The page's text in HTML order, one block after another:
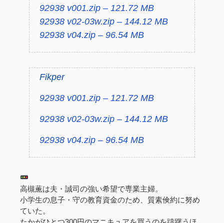
92938 v001.zip – 121.72 MB
92938 v02-03w.zip – 144.12 MB
92938 v04.zip – 96.54 MB
Fikper
92938 v001.zip – 121.72 MB
92938 v02-03w.zip – 144.12 MB
92938 v04.zip – 96.54 MB
高槻薫は夫・誠司の強い希望で専業主婦。
小学生の息子・守の教育資金のため、質素倹約に努め
ていた。